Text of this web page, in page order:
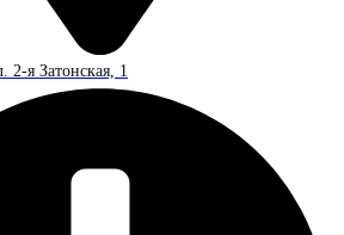
2-я Затонская, 1